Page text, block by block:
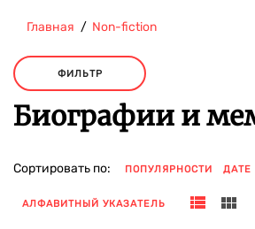
Главная Non-fiction
ФИЛЬТР
Биографии и
Сортировать по: ПОПУЛЯРНОСТИ ДАТЕ
АЛФАВИТНЫЙ УКАЗАТЕЛЬ